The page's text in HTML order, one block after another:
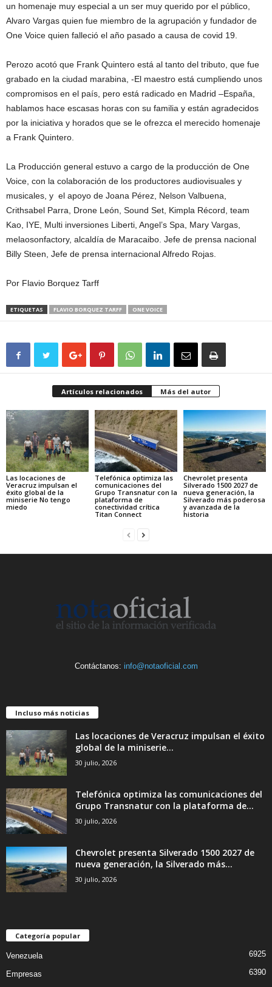
un homenaje muy especial a un ser muy querido por el público,
Alvaro Vargas quien fue miembro de la agrupación y fundador de
One Voice quien falleció el año pasado a causa de covid 19.
Perozo acotó que Frank Quintero está al tanto del tributo, que fue
grabado en la ciudad marabina, -El maestro está cumpliendo unos
compromisos en el país, pero está radicado en Madrid –España,
hablamos hace escasas horas con su familia y están agradecidos
por la iniciativa y horados que se le ofrezca el merecido homenaje
a Frank Quintero.
La Producción general estuvo a cargo de la producción de One
Voice, con la colaboración de los productores audiovisuales y
musicales, y el apoyo de Joana Pérez, Nelson Valbuena,
Crithsabel Parra, Drone León, Sound Set, Kimpla Récord, team
Kao, IYE, Multi inversiones Liberti, Angel’s Spa, Mary Vargas,
melaosonfactory, alcaldía de Maracaibo. Jefe de prensa nacional
Billy Steen, Jefe de prensa internacional Alfredo Rojas.
Por Flavio Borquez Tarff
ETIQUETAS FLAVIO BORQUEZ TARFF ONE VOICE
Artículos relacionados Más del autor
Las locaciones de
Veracruz impulsan el
éxito global de la
miniserie No tengo
miedo
Telefónica optimiza las
comunicaciones del
Grupo Transnatur con la
plataforma de
conectividad crítica
Titan Connect
Chevrolet presenta
Silverado 1500 2027 de
nueva generación, la
Silverado más poderosa
y avanzada de la
historia
Contáctanos: info@notaoficial.com
Incluso más noticias
Las locaciones de Veracruz impulsan el éxito
global de la miniserie...
30 julio, 2026
Telefónica optimiza las comunicaciones del
Grupo Transnatur con la plataforma de...
30 julio, 2026
Chevrolet presenta Silverado 1500 2027 de
nueva generación, la Silverado más...
30 julio, 2026
Categoría popular
Venezuela 6925
Empresas
6390